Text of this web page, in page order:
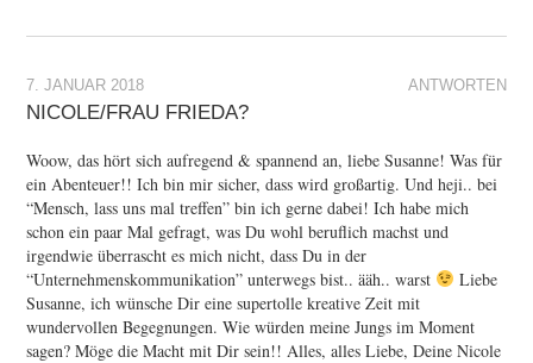
ANTWORTEN
7. JANUAR 2018
NICOLE/FRAU FRIEDA?
Woow, das hört sich aufregend & spannend an, liebe Susanne! Was für
ein Abenteuer!! Ich bin mir sicher, dass wird großartig. Und heji.. bei
“Mensch, lass uns mal treffen” bin ich gerne dabei! Ich habe mich
schon ein paar Mal gefragt, was Du wohl beruflich machst und
irgendwie überrascht es mich nicht, dass Du in der
“Unternehmenskommunikation” unterwegs bist.. ääh.. warst
Liebe
Susanne, ich wünsche Dir eine supertolle kreative Zeit mit
wundervollen Begegnungen. Wie würden meine Jungs im Moment
sagen? Möge die Macht mit Dir sein!! Alles, alles Liebe, Deine Nicole